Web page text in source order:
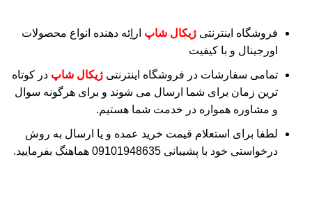
فروشگاه اینترنتی ژیکال شاپ اراِئه دهنده انواع محصولات
اورجینال و با کیفیت
تمامی سفارشات در فروشگاه اینترنتی ژیکال شاپ در کوتاه
ترین زمان برای شما ارسال می شوند و برای هرگونه سوال
و مشاوره همواره در خدمت شما هستیم.
لطفا برای استعلام قیمت خرید عمده و یا ارسال به روش
درخواستی خود با پشیبانی 09101948635 هماهنگ بفرمایید.